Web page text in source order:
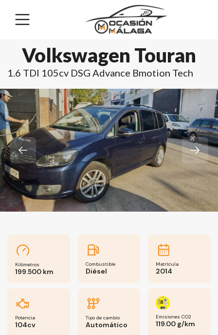
Volkswagen Touran
1.6 TDI 105cv DSG Advance Bmotion Tech
Kilómetros
199.500 km
Combustible
Diésel
Matrícula
2014
Potencia
104cv
Tipo de cambio
Automático
Emisiones CO2
119.00 g/km